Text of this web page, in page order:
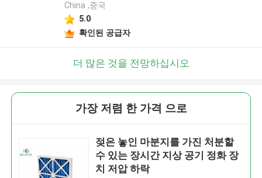
China ,중국
5.0
확인된 공급자
더 많은 것을 전망하십시오
가장 저렴 한 가격 으로
젖은 놓인 마분지를 가진 처분할
수 있는 장시간 지상 공기 정화 장
치 저압 하락